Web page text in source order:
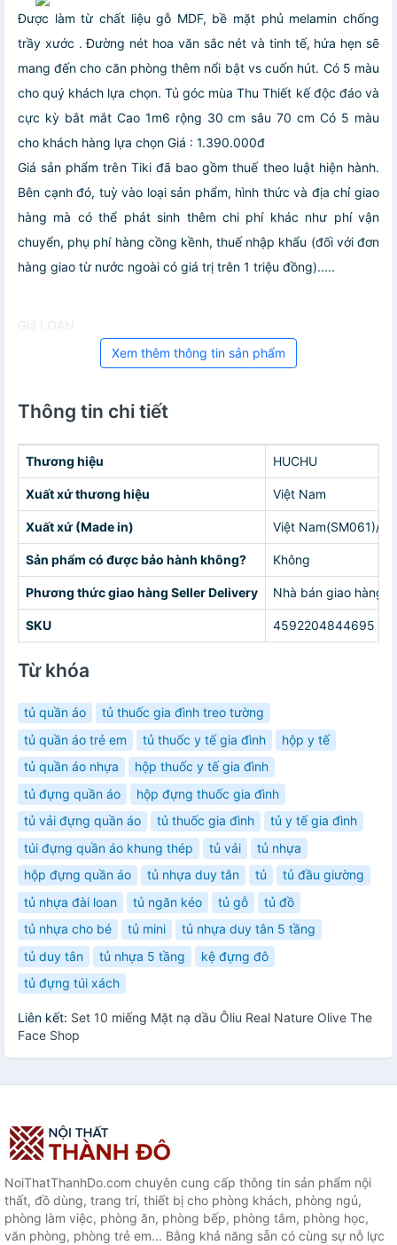
Được làm từ chất liệu gỗ MDF, bề mặt phủ melamin chống
trầy xước . Đường nét hoa văn sắc nét và tinh tế, hứa hẹn sẽ
mang đến cho căn phòng thêm nổi bật vs cuốn hút. Có 5 màu
cho quý khách lựa chọn. Tủ góc mùa Thu Thiết kế độc đáo và
cực kỳ bắt mắt Cao 1m6 rộng 30 cm sâu 70 cm Có 5 màu
cho khách hàng lựa chọn Giá : 1.390.000đ
Giá sản phẩm trên Tiki đã bao gồm thuế theo luật hiện hành.
Bên cạnh đó, tuỳ vào loại sản phẩm, hình thức và địa chỉ giao
hàng mà có thể phát sinh thêm chi phí khác như phí vận
chuyển, phụ phí hàng cồng kềnh, thuế nhập khẩu (đối với đơn
hàng giao từ nước ngoài có giá trị trên 1 triệu đồng).....
Giá LOAN
Xem thêm thông tin sản phẩm
Thông tin chi tiết
Thương hiệu HUCHU
Xuất xứ thương hiệu Việt Nam
Xuất xứ (Made in) Việt Nam(SM061)/
Sản phẩm có được bảo hành không? Không
Phương thức giao hàng Seller Delivery Nhà bán giao hàng
SKU 4592204844695
Từ khóa
tủ quần áo
tủ thuốc gia đình treo tường
tủ quần áo trẻ em
tủ thuốc y tế gia đình
hộp y tế
tủ quần áo nhựa
hộp thuốc y tế gia đình
tủ đựng quần áo
hộp đựng thuốc gia đình
tủ vải đựng quần áo
tủ thuốc gia đình
tủ y tế gia đình
túi đựng quần áo khung thép
tủ vải
tủ nhựa
hộp đựng quần áo
tủ nhựa duy tân tủ
tủ đầu giường
tủ nhựa đài loan
tủ ngăn kéo tủ gỗ
tủ đồ
tủ nhựa cho bé
tủ mini
tủ nhựa duy tân 5 tầng
tủ duy tân
tủ nhựa 5 tầng
kệ đựng đô
tủ đựng túi xách
Liên kết: Set 10 miếng Mặt nạ dầu Ôliu Real Nature Olive The
Face Shop
NoiThatThanhDo.com chuyên cung cấp thông tin sản phẩm nội
thất, đồ dùng, trang trí, thiết bị cho phòng khách, phòng ngủ,
phòng làm việc, phòng ăn, phòng bếp, phòng tắm, phòng học,
văn phòng, phòng trẻ em... Bằng khả năng sẵn có cùng sự nỗ lực